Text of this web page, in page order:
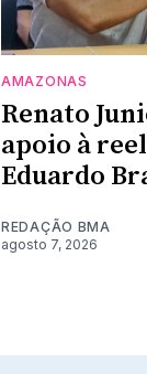
AMAZONAS
Renato
apoio à
Eduardo
REDAÇÃO BMA
agosto 7, 2026